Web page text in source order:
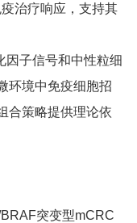
治疗响应，支持其
因子信号和中性粒细
环境中免疫细胞招
合策略提供理论依
突变型mCRC